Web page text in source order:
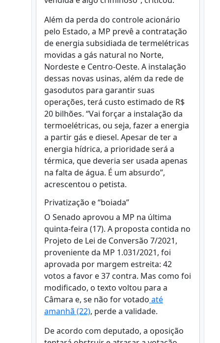
Além da perda do controle acionário
pelo Estado, a MP prevê a contratação
de energia subsidiada de termelétricas
movidas a gás natural no Norte,
Nordeste e Centro-Oeste. A instalação
dessas novas usinas, além da rede de
gasodutos para garantir suas
operações, terá custo estimado de R$
20 bilhões. “Vai forçar a instalação da
termoelétricas, ou seja, fazer a energia
a partir gás e diesel. Apesar de ter a
energia hídrica, a prioridade será a
térmica, que deveria ser usada apenas
na falta de água. É um absurdo”,
acrescentou o petista.
Privatização e “boiada”
O Senado aprovou a MP na última
quinta-feira (17). A proposta contida no
Projeto de Lei de Conversão 7/2021,
proveniente da MP 1.031/2021, foi
aprovada por margem estreita: 42
votos a favor e 37 contra. Mas como foi
modificado, o texto voltou para a
Câmara e, se não for votado até
amanhã (22), perde a validade.
De acordo com deputado, a oposição